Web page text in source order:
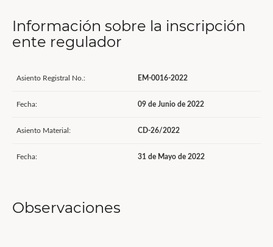
Información sobre la inscripción
ente regulador
Asiento Registral No.: EM-0016-2022
Fecha: 09 de Junio de 2022
Asiento Material: CD-26/2022
Fecha: 31 de Mayo de 2022
Observaciones